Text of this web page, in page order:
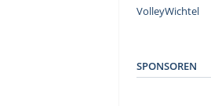
VolleyWichtel
SPONSOREN